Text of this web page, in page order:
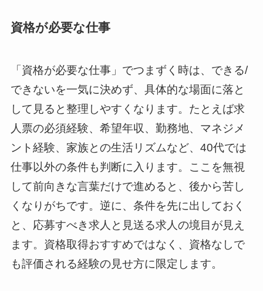
資格が必要な仕事
「資格が必要な仕事」でつまずく時は、できる/
できないを一気に決めず、具体的な場面に落と
して見ると整理しやすくなります。たとえば求
人票の必須経験、希望年収、勤務地、マネジメ
ント経験、家族との生活リズムなど、40代では
仕事以外の条件も判断に入ります。ここを無視
して前向きな言葉だけで進めると、後から苦し
くなりがちです。逆に、条件を先に出しておく
と、応募すべき求人と見送る求人の境目が見え
ます。資格取得おすすめではなく、資格なしで
も評価される経験の見せ方に限定します。